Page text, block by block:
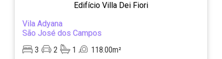
Edifício Villa Dei Fiori
Vila Adyana
São José dos Campos
3
2 1 118.00m²